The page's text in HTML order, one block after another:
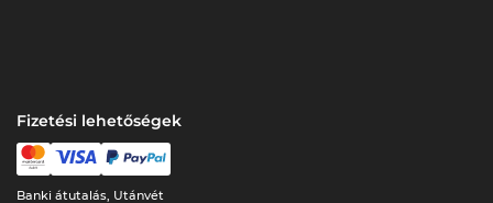
Fizetési lehetőségek
Banki átutalás, Utánvét